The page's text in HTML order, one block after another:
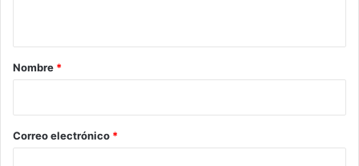
r
*
Nombre *
Correo electrónico *